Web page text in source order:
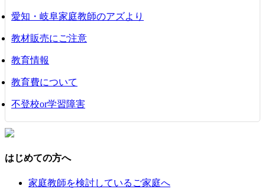
愛知・岐阜家庭教師のアズより
教材販売にご注意
教育情報
教育費について
不登校or学習障害
はじめての方へ
家庭教師を検討しているご家庭へ